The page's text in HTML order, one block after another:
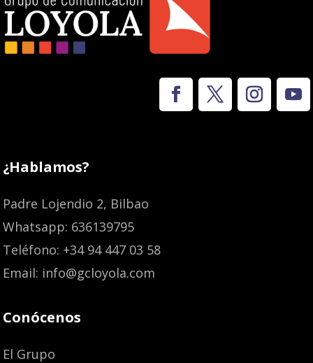
¿Hablamos?
Padre Lojendio 2, Bilbao
Whatsapp: 636139795
Teléfono: +34 94 447 03 58
Email: info@gcloyola.com
Conócenos
El Grupo